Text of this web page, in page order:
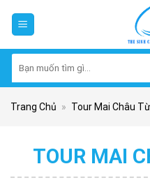
kiếm:
Trang Chủ » Tour Mai Châu
TOUR MAI